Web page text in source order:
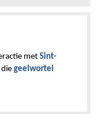
met Sint-
geelwortel